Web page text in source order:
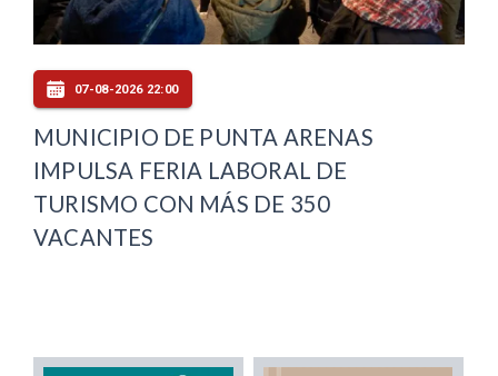
07-08-2026 22:00
MUNICIPIO DE PUNTA ARENAS
IMPULSA FERIA LABORAL DE
TURISMO CON MÁS DE 350
VACANTES